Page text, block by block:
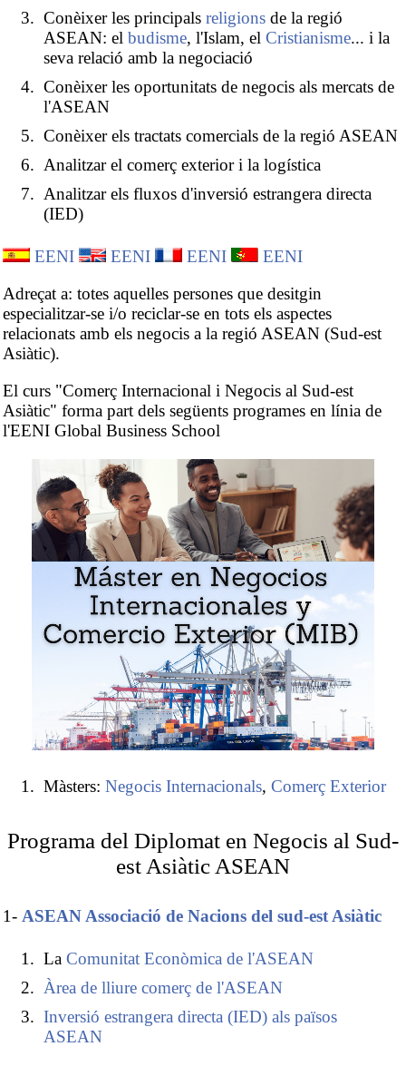
Conèixer les principals religions de la regió
ASEAN: el budisme, l'Islam, el Cristianisme... i la
seva relació amb la negociació
Conèixer les oportunitats de negocis als mercats de
l'ASEAN
Conèixer els tractats comercials de la regió ASEAN
Analitzar el comerç exterior i la logística
Analitzar els fluxos d'inversió estrangera directa
(IED)
EENI EENI EENI
EENI
Adreçat a: totes aquelles persones que desitgin
especialitzar-se i/o reciclar-se en tots els aspectes
relacionats amb els negocis a la regió ASEAN (Sud-est
Asiàtic).
El curs "Comerç Internacional i Negocis al Sud-est
Asiàtic" forma part dels següents programes en línia de
l'EENI Global Business School
Màsters: Negocis Internacionals, Comerç Exterior
Programa del Diplomat en Negocis al Sud-
est Asiàtic ASEAN
1- ASEAN Associació de Nacions del sud-est Asiàtic
La Comunitat Econòmica de l'ASEAN
Àrea de lliure comerç de l'ASEAN
Inversió estrangera directa (IED) als països
ASEAN